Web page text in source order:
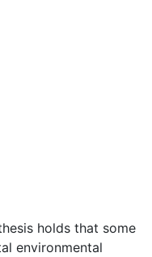
holds that some
environmental